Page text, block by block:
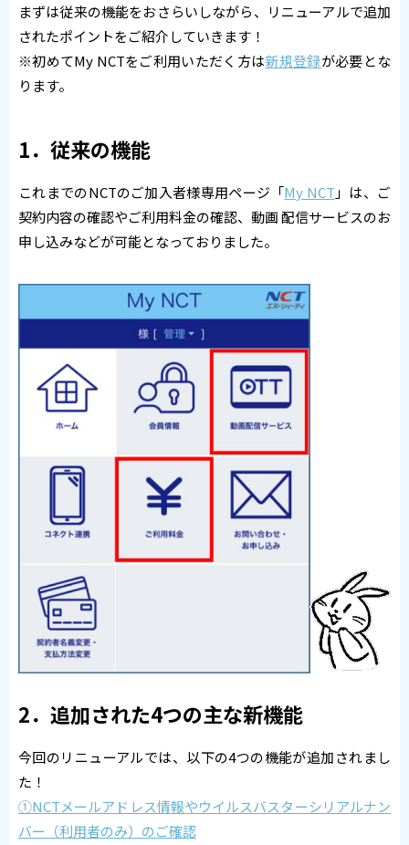
まずは従来の機能をおさらいしながら、リニューアルで追加
されたポイントをご紹介していきます！
※初めてMy NCTをご利用いただく方は新規登録が必要とな
ります。
1．従来の機能
これまでのNCTのご加入者様専用ページ「My NCT 」は、ご
契約内容の確認やご利用料金の確認、動画 配信サービスのお
申し込みなどが可能となっておりました。
2．追加された4つの主な新機能
今回のリニューアルでは、以下の4つの機能が追加されまし
た！
①NCTメールアドレス情報やウイルスバスターシリアルナン
バー（利用者のみ）のご確認